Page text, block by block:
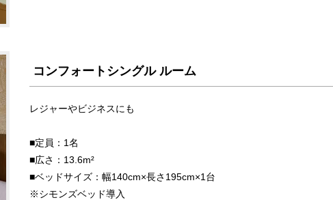
コンフォートシングル ルーム
レジャーやビジネスにも
■定員：1名
■広さ：13.6m²
■ベッドサイズ：幅140cm×長さ195cm×1台
※シモンズベッド導入